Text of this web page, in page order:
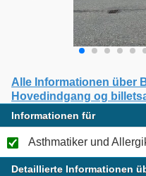
Alle Informationen über
Hovedindgang og
Informationen für
Asthmatiker und
Detaillierte Informationen